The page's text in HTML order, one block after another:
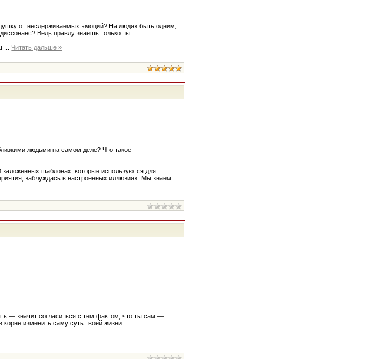
от несдерживаемых эмоций? На людях быть одним,
Ведь правду знаешь только ты.
Читать дальше »
людьми на самом деле? Что такое
шаблонах, которые используются для
заблуждась в настроенных иллюзиях. Мы знаем
— значит согласиться с тем фактом, что ты сам —
изменить саму суть твоей жизни.